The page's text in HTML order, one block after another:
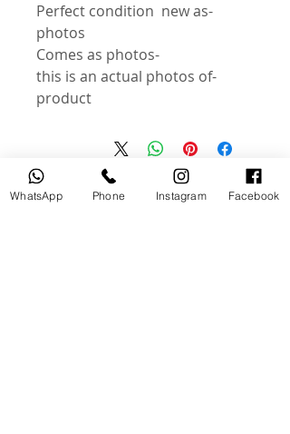
-Perfect condition new as
photos
-Comes as photos
-this is an actual photos of
product
منتجات ذات صلة WhatsApp Phone Instagram Facebook